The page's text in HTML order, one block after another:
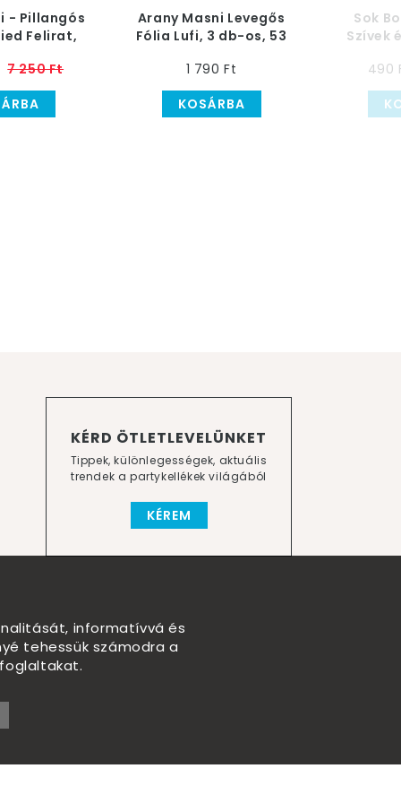
- Pillangós
Felirat,
7 250 Ft
Arany Masni Levegős
Fólia Lufi, 3 db-os, 53
1 790 Ft
KOSÁRBA
Sok
Szívek
490
KÉRD ÖTLETLEVELÜNKET
Tippek, különlegességek, aktuális
trendek a partykellékek világából
KÉREM
informatívvá és
tehessük számodra a
foglaltakat.